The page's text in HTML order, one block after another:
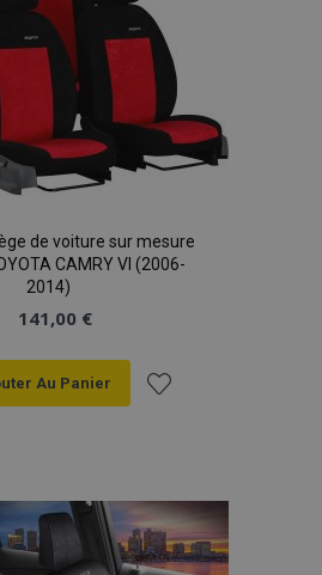
d'achats
de voiture sur mesure
CAMRY VI (2006-
2014)
141,00 €
Au Panier
liste
d'achats